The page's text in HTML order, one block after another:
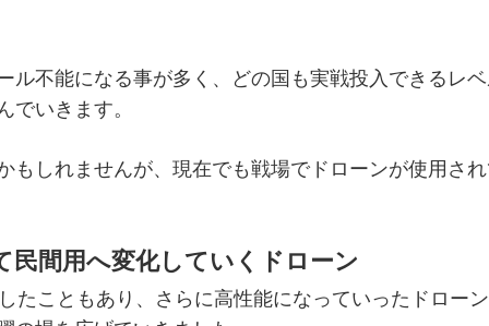
ル不能になる事が多く、どの国も実戦投入できるレ
でいきます。
もしれませんが、現在でも戦場でドローンが使用さ
民間用へ変化していくドローン
たこともあり、さらに高性能になっていったドロー